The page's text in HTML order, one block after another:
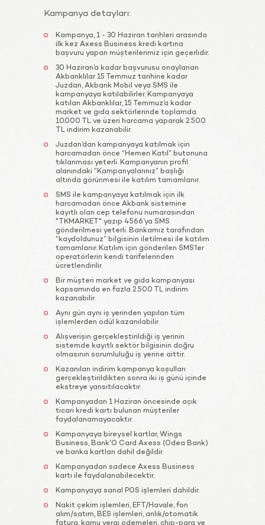
Kampanya detayları:
Kampanya, 1 - 30 Haziran tarihleri arasında
ilk kez Axess Business kredi kartına
başvuru yapan müşterilerimiz için geçerlidir.
30 Haziran’a kadar başvurusu onaylanan
Akbanklılar 15 Temmuz tarihine kadar
Juzdan, Akbank Mobil veya SMS ile
kampanyaya katılabilirler. Kampanyaya
katılan Akbanklılar, 15 Temmuz’a kadar
market ve gıda sektörlerinde toplamda
10.000 TL ve üzeri harcama yaparak 2.500
TL indirim kazanabilir.
Juzdan’dan kampanyaya katılmak için
harcamadan önce “Hemen Katıl” butonuna
tıklanması yeterli. Kampanyanın profil
alanındaki “Kampanyalarınız” başlığı
altında görünmesi ile katılım tamamlanır.
SMS ile kampanyaya katılmak için ilk
harcamadan önce Akbank sistemine
kayıtlı olan cep telefonu numarasından
"TKMARKET" yazıp 4566’ya SMS
gönderilmesi yeterli. Bankamız tarafından
“kaydoldunuz” bilgisinin iletilmesi ile katılım
tamamlanır. Katılım için gönderilen SMS’ler
operatörlerin kendi tarifelerinden
ücretlendirilir.
Bir müşteri market ve gıda kampanyası
kapsamında en fazla 2.500 TL indirim
kazanabilir.
Aynı gün aynı iş yerinden yapılan tüm
işlemlerden ödül kazanılabilir.
Alışverişin gerçekleştirildiği iş yerinin
sistemde kayıtlı sektör bilgisinin doğru
olmasının sorumluluğu iş yerine aittir.
Kazanılan indirim kampanya koşulları
gerçekleştirildikten sonra iki iş günü içinde
ekstreye yansıtılacaktır.
Kampanyadan 1 Haziran öncesinde açık
ticari kredi kartı bulunan müşteriler
faydalanamayacaktır.
Kampanyaya bireysel kartlar, Wings
Business, Bank'O Card Axess (Odea Bank)
ve banka kartları dahil değildir.
Kampanyadan sadece Axess Business
kartı ile faydalanabilecektir.
Kampanyaya sanal POS işlemleri dahildir.
Nakit çekim işlemleri, EFT/Havale, fon
alım/satım, BES işlemleri, anlık/otomatik